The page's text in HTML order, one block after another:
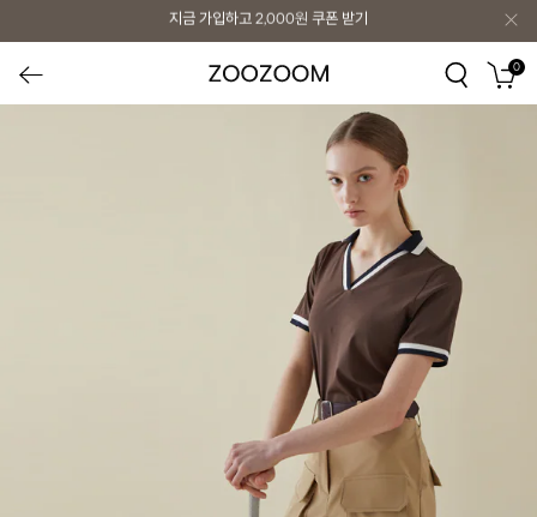
지금 가입하고 2,000원 쿠폰 받기
0